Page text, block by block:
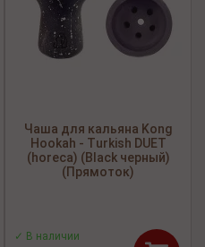
Чаша для кальяна Kong
Hookah - Turkish DUET
(horeca) (Black черный)
(Прямоток)
✓ В наличии